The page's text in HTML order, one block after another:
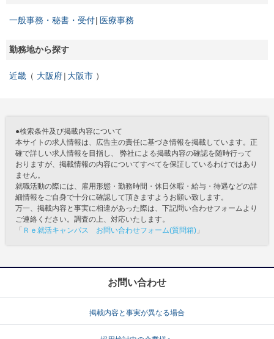
一般事務・秘書・受付 医療事務
勤務地から探す
近畿 大阪府 大阪市
●検索条件及び掲載内容について
本サイトの求人情報は、広告主の責任に基づき情報を掲載しています。正
確で詳しい求人情報を目指し、 弊社による掲載内容の確認を随時行って
おりますが、掲載情報の内容についてすべてを保証しているわけではあり
ません。
就職活動の際には、雇用形態・勤務時間・休日休暇・給与・待遇などの詳
細情報をご自身で十分に確認して頂きますようお願い致します。
万一、掲載内容と事実に相違があった際は、下記問い合わせフォームより
ご連絡ください。調査の上、対応いたします。
「 Ｒｅ就活キャンパス お問い合わせフォーム(質問箱) 」
お問い合わせ
掲載内容と事実が異なる場合